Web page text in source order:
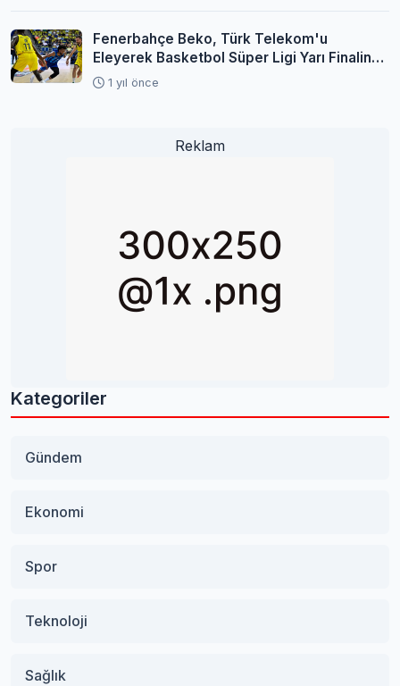
Fenerbahçe Beko, Türk Telekom'u
Eleyerek Basketbol Süper Ligi Yarı Finaline
Yükseldi
1 yıl önce
Reklam
Kategoriler
Gündem
Ekonomi
Spor
Teknoloji
Sağlık